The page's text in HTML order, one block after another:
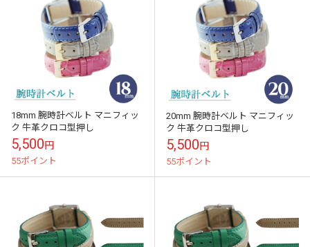
18mm 腕時計ベルト マニフィッ
ク 牛革クロコ型押し
5,500円
55ポイント
20mm 腕時計ベルト マニフィッ
ク 牛革クロコ型押し
5,500円
55ポイント